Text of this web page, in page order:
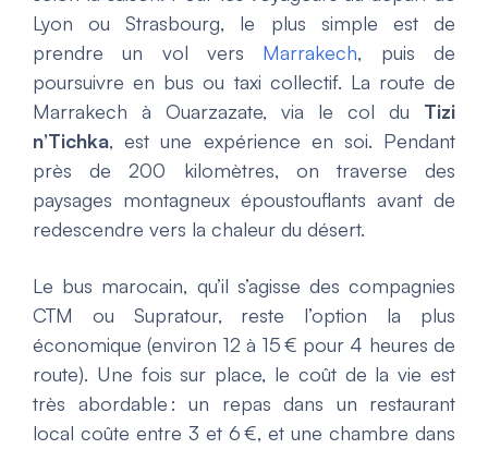
Lyon ou Strasbourg, le plus simple est de
prendre un vol vers Marrakech, puis de
poursuivre en bus ou taxi collectif. La route de
Marrakech à Ouarzazate, via le col du Tizi
n’Tichka, est une expérience en soi. Pendant
près de 200 kilomètres, on traverse des
paysages montagneux époustouflants avant de
redescendre vers la chaleur du désert.
Le bus marocain, qu’il s’agisse des compagnies
CTM ou Supratour, reste l’option la plus
économique (environ 12 à 15 € pour 4 heures de
route). Une fois sur place, le coût de la vie est
très abordable : un repas dans un restaurant
local coûte entre 3 et 6 €, et une chambre dans